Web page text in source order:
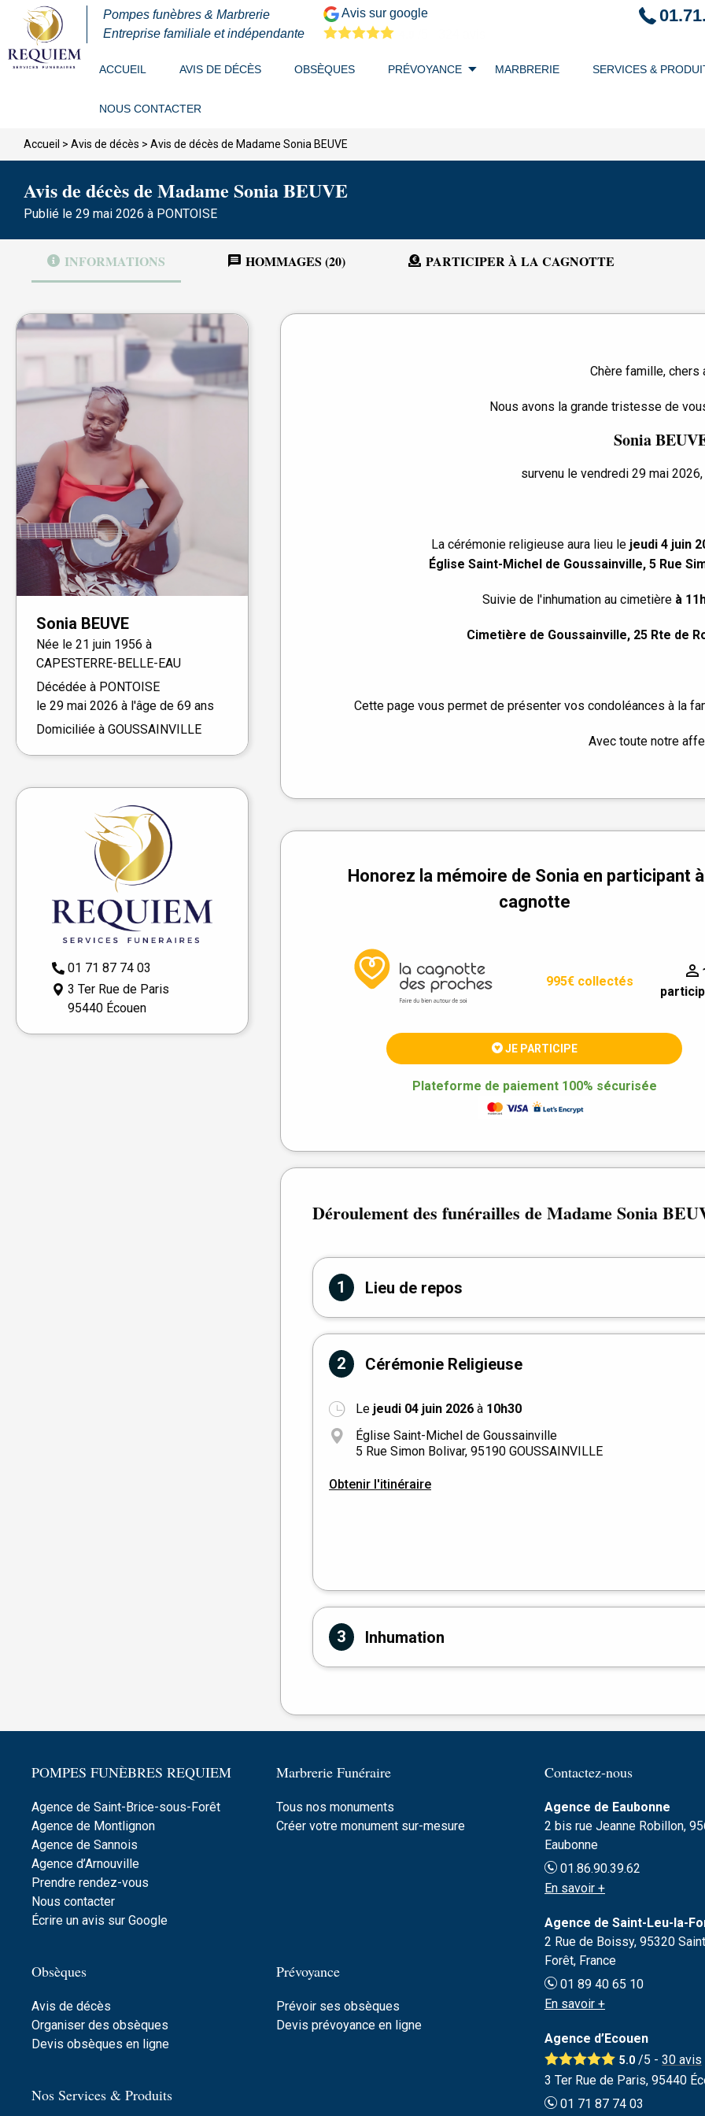
Pompes funèbres & Marbrerie
Entreprise familiale et indépendante
Avis sur google
ACCUEIL AVIS DE DÉCÈS OBSÈQUES PRÉVOYANCE MARBRERIE SERVICES &
NOUS CONTACTER
Accueil > Avis de décès > Avis de décès de Madame Sonia BEUVE
Avis de décès de Madame Sonia BEUVE
Publié le 29 mai 2026 à PONTOISE
INFORMATIONS HOMMAGES (20) PARTICIPER À LA CAGNOTTE
Sonia BEUVE
Née le 21 juin 1956 à
CAPESTERRE-BELLE-EAU
Décédée à PONTOISE
le 29 mai 2026 à l'âge de 69 ans
Domiciliée à GOUSSAINVILLE
01 71 87 74 03
3 Ter Rue de Paris
95440 Écouen
Chère famille, chers
Nous avons la grande tristesse de
Sonia
survenu le vendredi 29 mai
La cérémonie religieuse aura lieu le jeudi 4 juin
Église Saint-Michel de Goussainville, 5 Rue
Suivie de l'inhumation au cimetière à
Cimetière de Goussainville, 25 Rte de
Cette page vous permet de présenter vos condoléances à la
Avec toute notre
Honorez la mémoire de Sonia en participant
cagnotte
995€ collectés
JE PARTICIPE
Plateforme de paiement 100% sécurisée
Déroulement des funérailles de Madame Sonia
1 Lieu de repos
2 Cérémonie Religieuse
Le jeudi 04 juin 2026 à 10h30
Église Saint-Michel de Goussainville
5 Rue Simon Bolivar, 95190 GOUSSAINVILLE
Obtenir l'itinéraire
3 Inhumation
POMPES FUNÈBRES REQUIEM
Agence de Saint-Brice-sous-Forêt
Agence de Montlignon
Agence de Sannois
Agence d’Arnouville
Prendre rendez-vous
Nous contacter
Écrire un avis sur Google
Marbrerie Funéraire
Tous nos monuments
Créer votre monument sur-mesure
Obsèques
Avis de décès
Organiser des obsèques
Devis obsèques en ligne
Prévoyance
Prévoir ses obsèques
Devis prévoyance en ligne
Nos Services & Produits
Contactez-nous
Agence de Eaubonne
2 bis rue Jeanne Robillon,
Eaubonne
01.86.90.39.62
En savoir +
Agence de Saint-Leu-la-
2 Rue de Boissy, 95320
Forêt, France
01 89 40 65 10
En savoir +
Agence d’Ecouen
5.0 /5 - 30 avis
3 Ter Rue de Paris, 95440
01 71 87 74 03